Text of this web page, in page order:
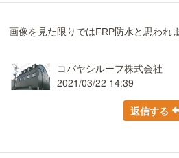
画像を見た限りではFRP防水と思われ
コバヤシルーフ株式会社
2021/03/22 14:39
返信する